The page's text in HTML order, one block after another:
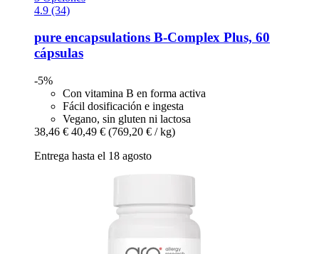
4.9 (34)
pure encapsulations B-​Complex Plus, 60
cápsulas
-5%
Con vitamina B en forma activa
Fácil dosificación e ingesta
Vegano, sin gluten ni lactosa
38,46 € 40,49 € (769,20 € / kg)
Entrega hasta el 18 agosto